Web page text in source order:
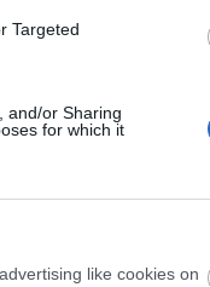
Targeted
and/or Sharing
for which it
like cookies on
az a film
Szóval ne